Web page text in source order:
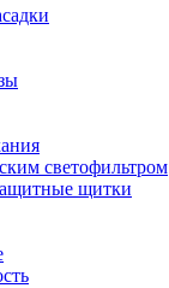
светофильтром
щитки